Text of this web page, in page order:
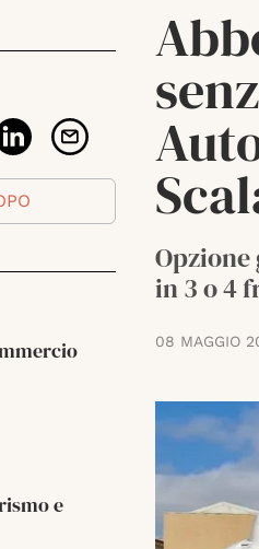
e
in 3 o 4
08 MAGGIO